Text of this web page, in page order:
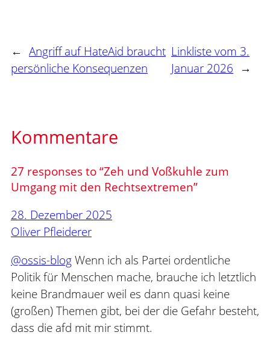
← Angriff auf HateAid braucht
persönliche Konsequenzen
Linkliste vom 3.
Januar 2026 →
Kommentare
27 responses to “Zeh und Voßkuhle zum
Umgang mit den Rechtsextremen”
28. Dezember 2025
Oliver Pfleiderer
@ossis-blogWenn ich als Partei ordentliche
Politik für Menschen mache, brauche ich letztlich
keine Brandmauer weil es dann quasi keine
(großen) Themen gibt, bei der die Gefahr besteht,
dass die afd mit mir stimmt.